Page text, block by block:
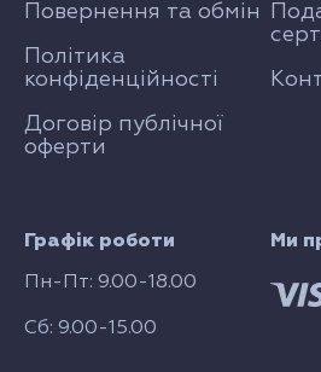
Графік роботи
Пн-Пт: 9.00-18.00
Сб: 9.00-15.00
Повернення та обмін
Політика
конфіденційності
Договір публічної
оферти
Ми